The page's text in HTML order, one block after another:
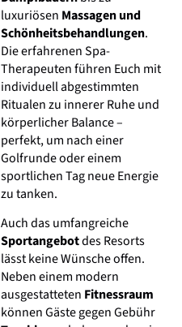
luxuriösen Massagen und
Schönheitsbehandlungen.
Die erfahrenen Spa-
Therapeuten führen Euch mit
individuell abgestimmten
Ritualen zu innerer Ruhe und
körperlicher Balance –
perfekt, um nach einer
Golfrunde oder einem
sportlichen Tag neue Energie
zu tanken.
Auch das umfangreiche
Sportangebotdes Resorts
lässt keine Wünsche offen.
Neben einem modern
ausgestatteten Fitnessraum
können Gäste gegen Gebühr